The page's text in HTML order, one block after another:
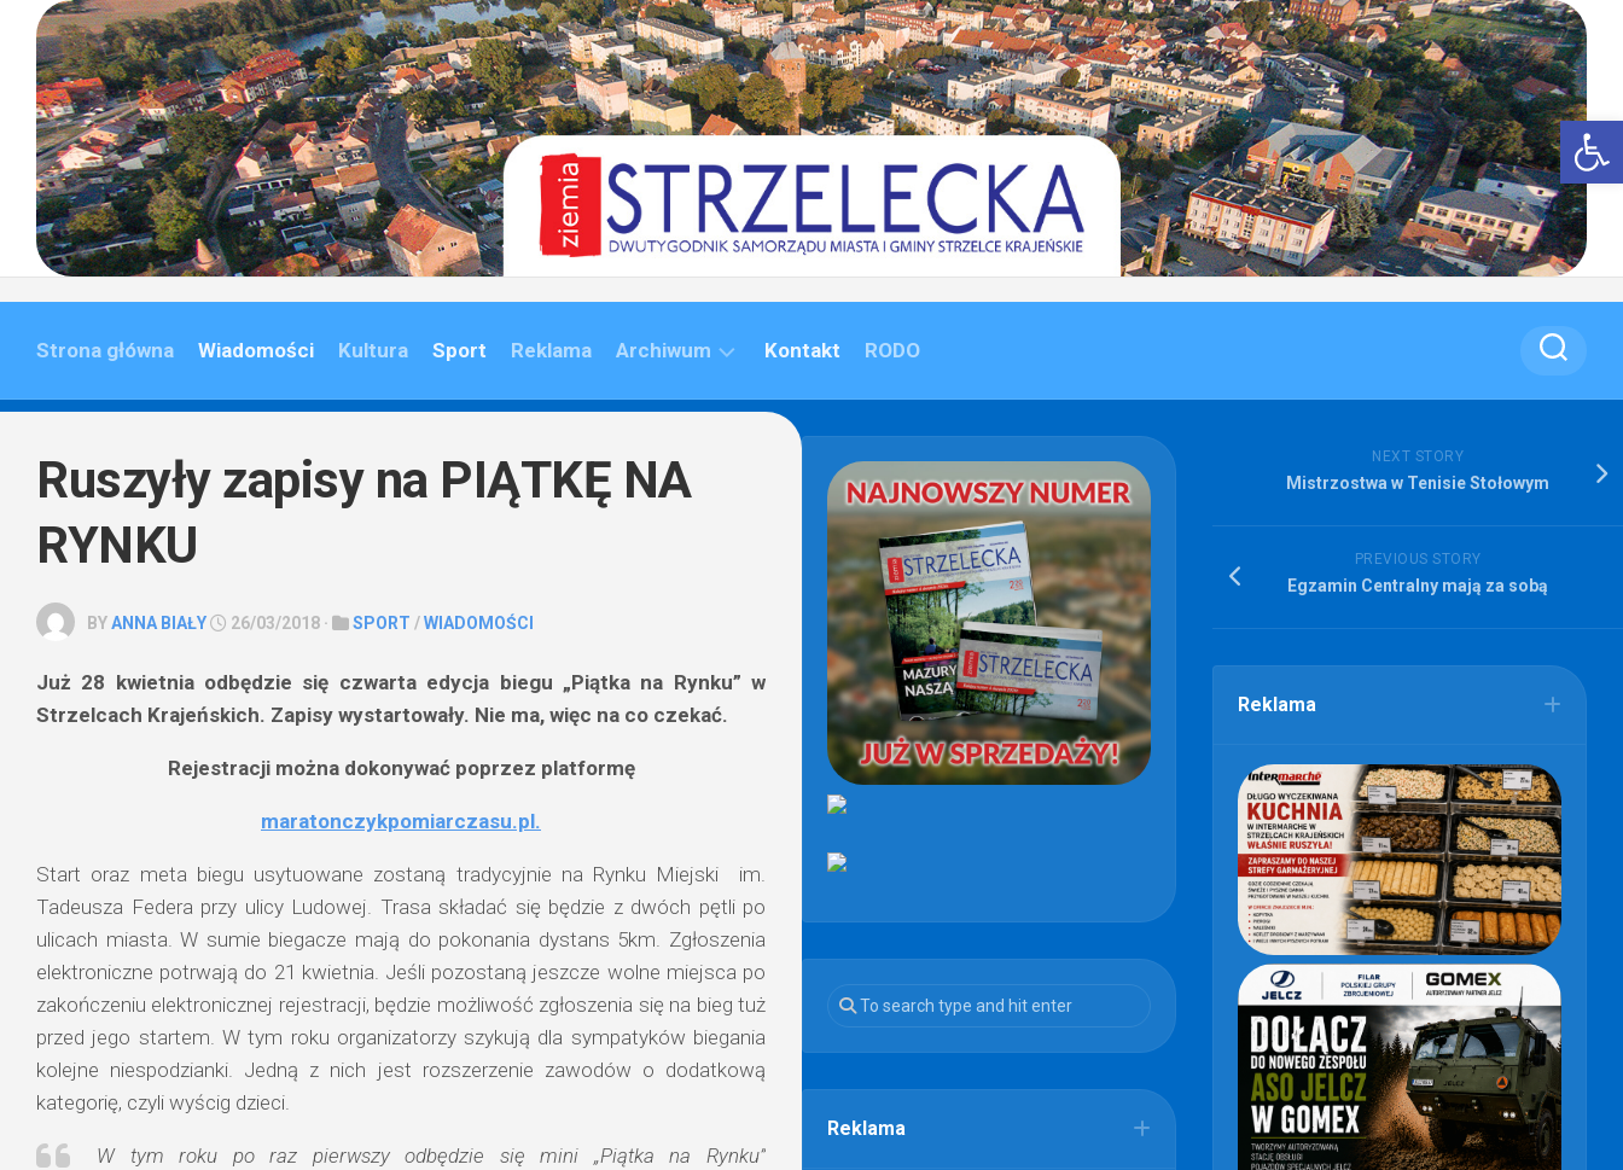
content
Strona główna Wiadomości Kultura Sport Reklama Archiwum
2020)
Kontakt RODO
Ruszyły zapisy na PIĄTKĘ NA
RYNKU
BYANNA BIAŁY 26/03/2018 · SPORT /WIADOMOŚCI
Już 28 kwietnia odbędzie się czwarta edycja biegu „Piątka na Rynku” w
Strzelcach Krajeńskich. Zapisy wystartowały. Nie ma, więc na co czekać.
Rejestracji można dokonywać poprzez platformę
maratonczykpomiarczasu.pl.
Start oraz meta biegu usytuowane zostaną tradycyjnie na Rynku Miejski im.
Tadeusza Federa przy ulicy Ludowej. Trasa składać się będzie z dwóch pętli po
ulicach miasta. W sumie biegacze mają do pokonania dystans 5km. Zgłoszenia
elektroniczne potrwają do 21 kwietnia. Jeśli pozostaną jeszcze wolne miejsca po
zakończeniu elektronicznej rejestracji, będzie możliwość zgłoszenia się na bieg tuż
przed jego startem. W tym roku organizatorzy szykują dla sympatyków biegania
kolejne niespodzianki. Jedną z nich jest rozszerzenie zawodów o dodatkową
kategorię, czyli wyścig dzieci.
W tym roku po raz pierwszy odbędzie się mini „Piątka na Rynku”
NEXT STORY
Mistrzostwa w Tenisie Stołowym
PREVIOUS STORY
Egzamin Centralny mają za sobą
Reklama
Reklama